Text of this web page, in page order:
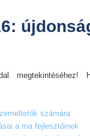
megtekintéséhez!
számára
a ma fejlesztőinek